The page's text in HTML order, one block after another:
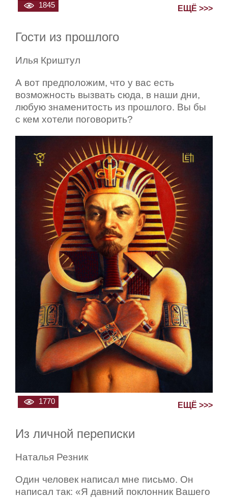
1845 ЕЩЁ >>>
Гости из прошлого
Илья Криштул
А вот предположим, что у вас есть
возможность вызвать сюда, в наши дни,
любую знаменитость из прошлого. Вы бы
с кем хотели поговорить?
1770 ЕЩЁ >>>
Из личной переписки
Наталья Резник
Один человек написал мне письмо. Он
написал так: «Я давний поклонник Вашего